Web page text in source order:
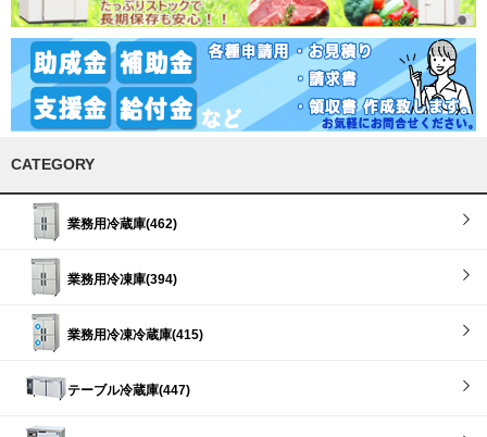
CATEGORY
業務用冷蔵庫(462)
業務用冷凍庫(394)
業務用冷凍冷蔵庫(415)
テーブル冷蔵庫(447)